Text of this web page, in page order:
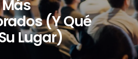
(Y Qué
Lugar)